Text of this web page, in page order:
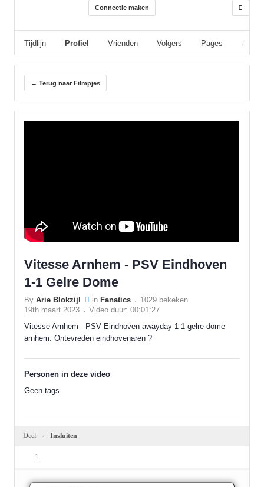
Connectie maken
Tijdlijn Profiel Vrienden Volgers Pages
← Terug naar Filmpjes
Vitesse Arnhem - PSV Eindhoven
1-1 Gelre Dome
ByArie Blokzijl in Fanatics
1029 bekeken
19th maart 2023
Video duur: 00:01:27
Vitesse Arnhem - PSV Eindhoven awayday 1-1 gelre dome
arnhem. Ontevreden eindhovenaren ?
Personen in deze video
Geen tags
Deel Insluiten
1